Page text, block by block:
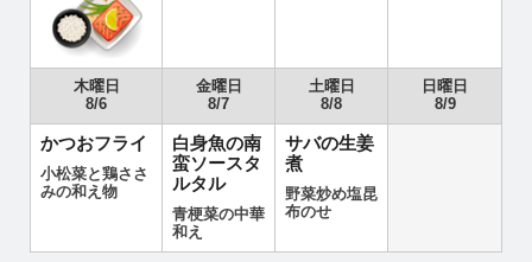
木曜日
8/6
金曜日
8/7
土曜日
8/8
日曜日
8/9
かつおフライ
小松菜と鶏ささ
みの和え物
白身魚の南
蛮ソースタ
ルタル
青梗菜の中華
和え
サバの生姜
煮
野菜炒め塩昆
布のせ